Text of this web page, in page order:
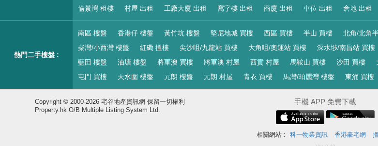
愉景灣 租樓
村屋 出租 工廠大廈 出租 寫字樓 出租 商廈 出租 車位 出租 倉地 出租
熱門二手樓盤 :
南區 樓盤 香港仔 樓盤 黃竹坑 樓盤 堅尼地城 買樓 西區 買樓 半山 買樓 北角/北角
柴灣/小西灣 樓盤
紅磡 搵樓 尖沙咀/九龍站 買樓 大角咀/奧運站 買樓 深水埗/南昌站 買樓
藍田 樓盤
油塘 樓盤 將軍澳 買樓 將軍澳 村屋 西貢 村屋 馬鞍山 買樓 沙田 買樓
屯門 買樓
天水圍 樓盤 元朗 樓盤 元朗 村屋 青衣 買樓 馬灣/珀麗灣 樓盤 東涌 買樓
Copyright © 2000-2026 宅谷地產資訊網 保留一切權利
Property.hk O/B Multiple Listing System Ltd.
手機 APP 免費下載
相關網站 : 科一物業資訊 香港豪宅網